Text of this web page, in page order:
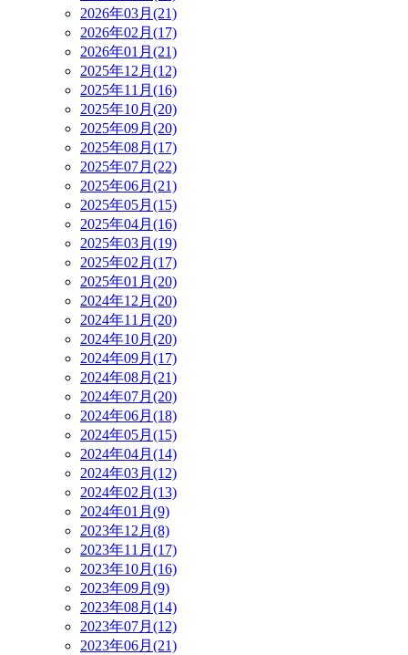
2026年03月(21)
2026年02月(17)
2026年01月(21)
2025年12月(12)
2025年11月(16)
2025年10月(20)
2025年09月(20)
2025年08月(17)
2025年07月(22)
2025年06月(21)
2025年05月(15)
2025年04月(16)
2025年03月(19)
2025年02月(17)
2025年01月(20)
2024年12月(20)
2024年11月(20)
2024年10月(20)
2024年09月(17)
2024年08月(21)
2024年07月(20)
2024年06月(18)
2024年05月(15)
2024年04月(14)
2024年03月(12)
2024年02月(13)
2024年01月(9)
2023年12月(8)
2023年11月(17)
2023年10月(16)
2023年09月(9)
2023年08月(14)
2023年07月(12)
2023年06月(21)